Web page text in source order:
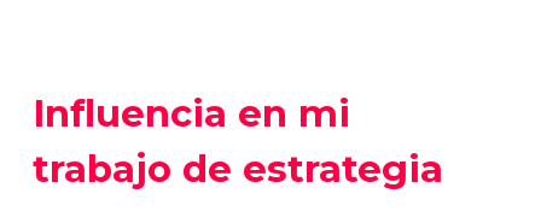
Influencia en mi
trabajo de estrategia